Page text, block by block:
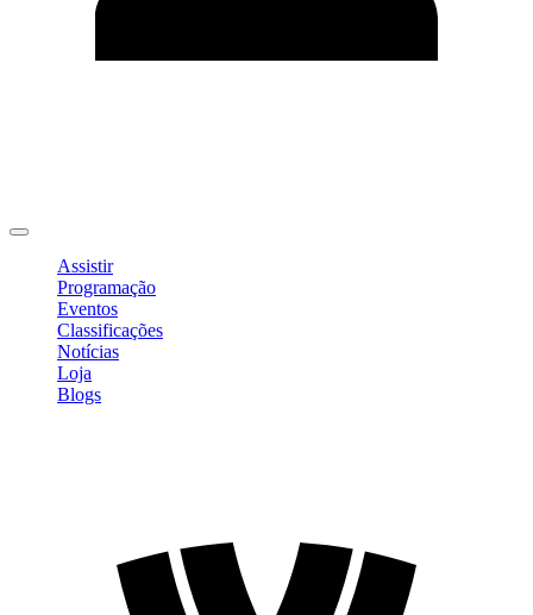
Assistir
Programação
Eventos
Classificações
Notícias
Loja
Blogs